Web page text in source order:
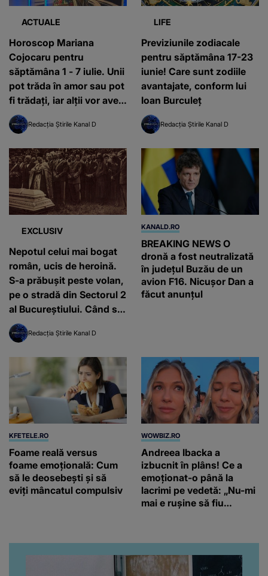
ACTUALE
Horoscop Mariana
Cojocaru pentru
săptămâna 1 - 7 iulie. Unii
pot trăda în amor sau pot
fi trădați, iar alţii vor avea
NOROC DIVIN pe toate
planurile - previziuni
Redacția Știrile Kanal D
LIFE
Previziunile zodiacale
pentru săptămâna 17-23
iunie! Care sunt zodiile
avantajate, conform lui
Ioan Burculeț
Redacția Știrile Kanal D
EXCLUSIV
Nepotul celui mai bogat
român, ucis de heroină.
S-a prăbușit peste volan,
pe o stradă din Sectorul 2
al Bucureștiului. Când s-a
întâmplat
Redacția Știrile Kanal D
KANALD.RO
BREAKING NEWS O
dronă a fost neutralizată
în județul Buzău de un
avion F16. Nicușor Dan a
făcut anunțul
KFETELE.RO
Foame reală versus
foame emoțională: Cum
să le deosebești și să
eviți mâncatul compulsiv
WOWBIZ.RO
Andreea Ibacka a
izbucnit în plâns! Ce a
emoționat-o până la
lacrimi pe vedetă: „Nu-mi
mai e rușine să fiu